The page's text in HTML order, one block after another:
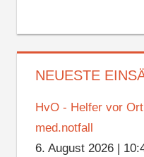
NEUESTE
HvO - Helfer vor Ort
med.notfall
6. August 2026|